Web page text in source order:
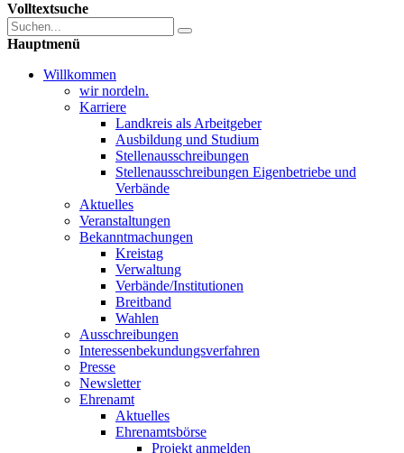
Volltextsuche
Hauptmenü
Willkommen
wir nordeln.
Karriere
Landkreis als Arbeitgeber
Ausbildung und Studium
Stellenausschreibungen
Stellenausschreibungen Eigenbetriebe und
Verbände
Aktuelles
Veranstaltungen
Bekanntmachungen
Kreistag
Verwaltung
Verbände/Institutionen
Breitband
Wahlen
Ausschreibungen
Interessen­bekundungsverfahren
Presse
Newsletter
Ehrenamt
Aktuelles
Ehrenamtsbörse
Projekt anmelden